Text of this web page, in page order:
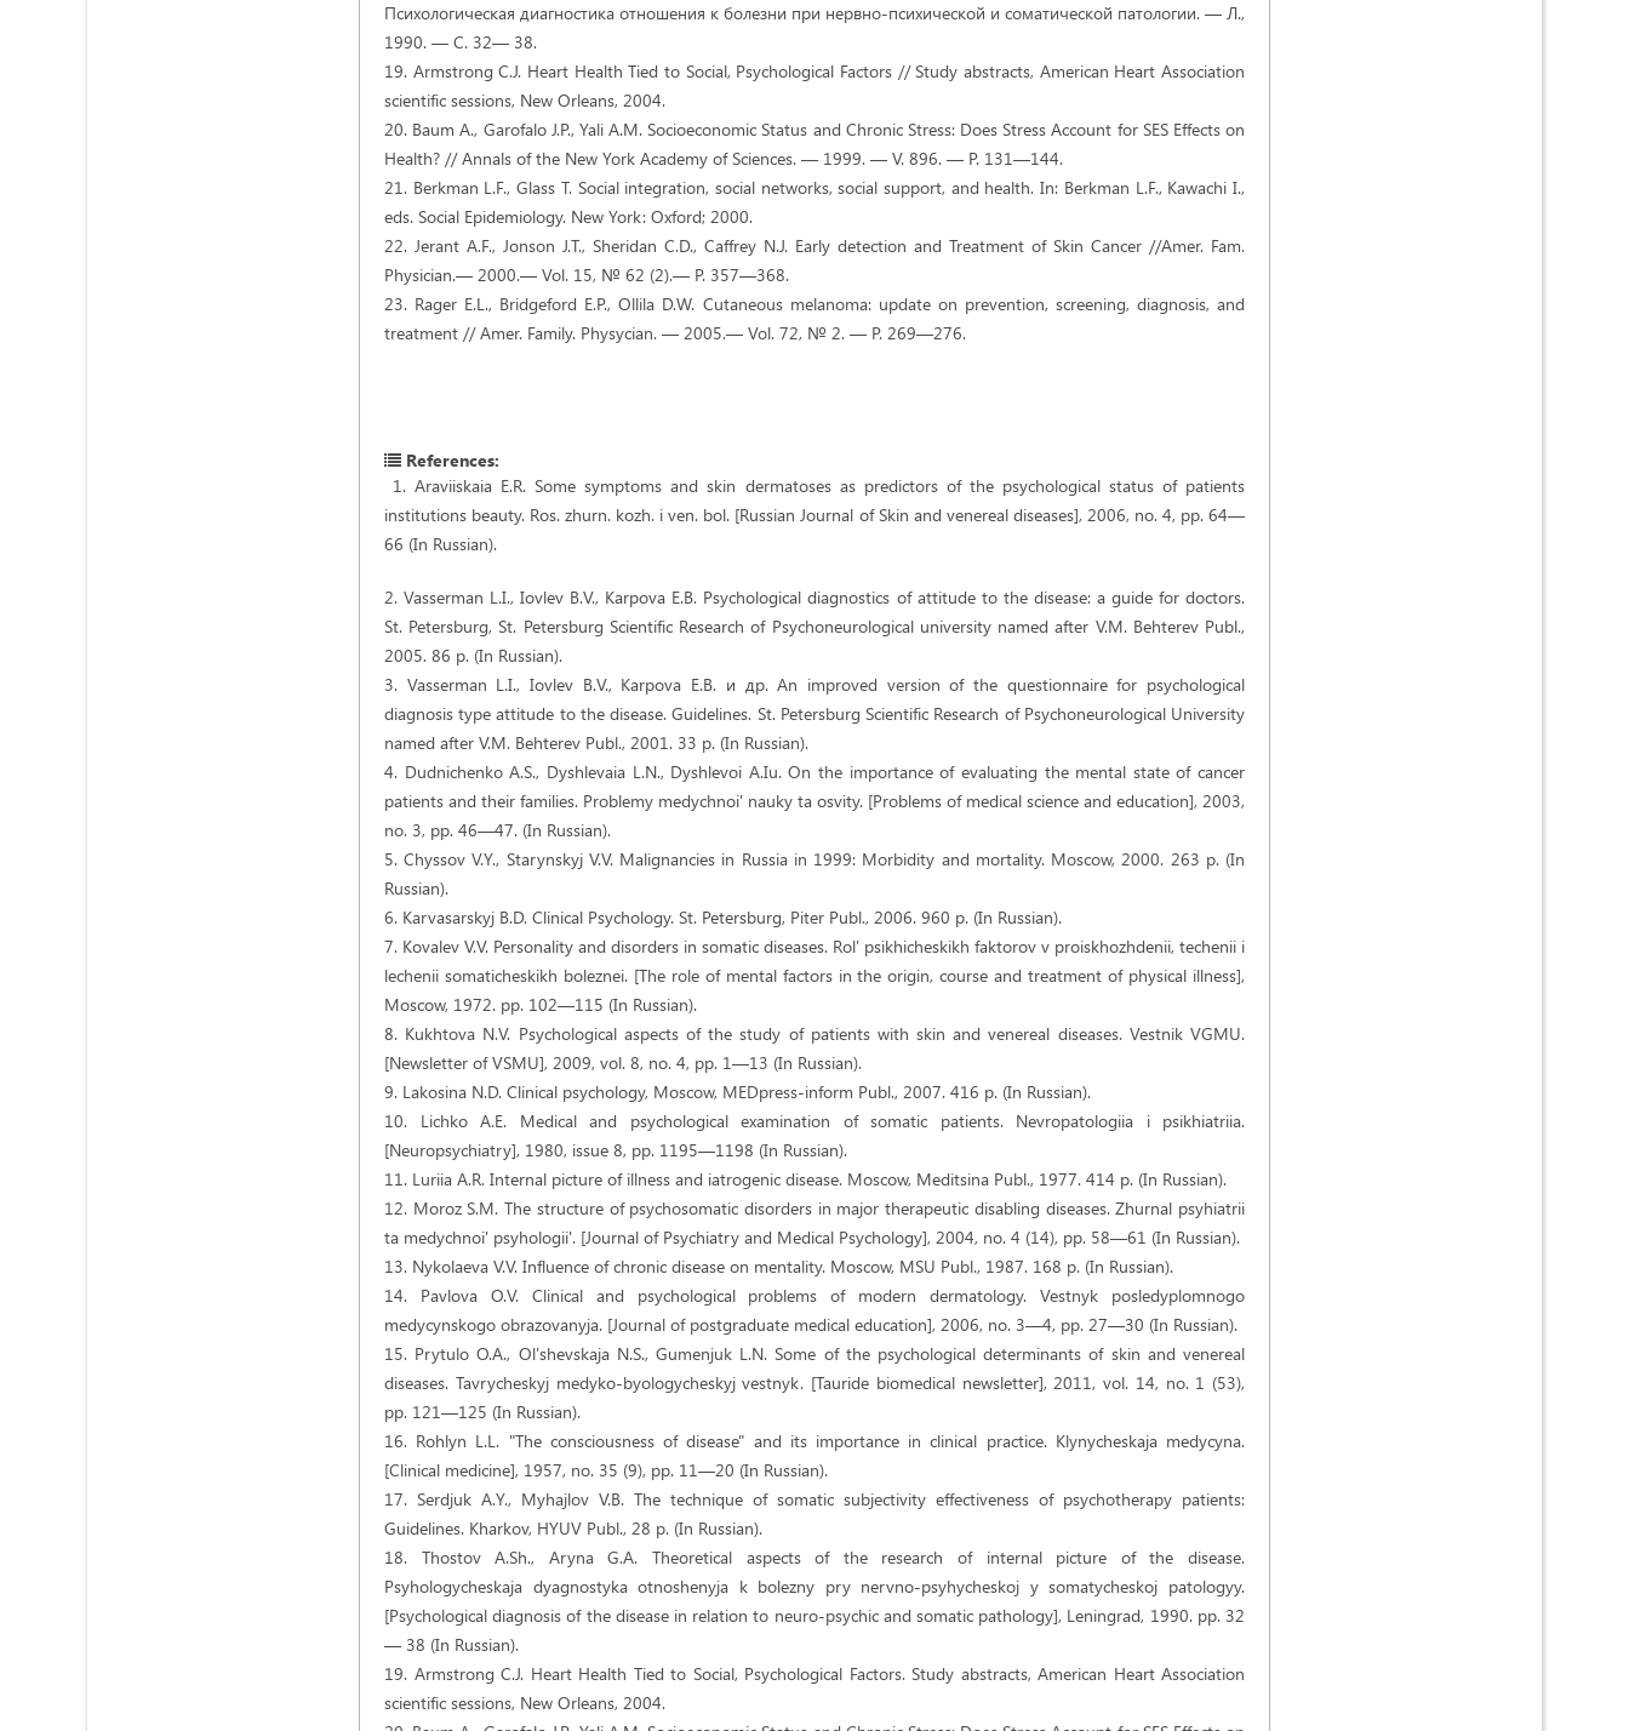
Психологическая диагностика отношения к болезни при нервно-психической и соматической патологии. — Л.,
1990. — С. 32— 38.
19. Armstrong C.J. Heart Health Tied to Social, Psychological Factors // Study abstracts, American Heart Association
scientific sessions, New Orleans, 2004.
20. Baum A., Garofalo J.P., Yali A.M. Socioeconomic Status and Chronic Stress: Does Stress Account for SES Effects on
Health? // Annals of the New York Academy of Sciences. — 1999. — V. 896. — P. 131—144.
21. Berkman L.F., Glass T. Social integration, social networks, social support, and health. In: Berkman L.F., Kawachi I.,
eds. Social Epidemiology. New York: Oxford; 2000.
22. Jerant A.F., Jonson J.T., Sheridan C.D., Caffrey N.J. Early detection and Treatment of Skin Cancer //Amer. Fam.
Physician.— 2000.— Vol. 15, № 62 (2).— P. 357—368.
23. Rager E.L., Bridgeford E.P., Ollila D.W. Cutaneous melanoma: update on prevention, screening, diagnosis, and
treatment // Amer. Family. Physycian. — 2005.— Vol. 72, № 2. — P. 269—276.
References:
1. Araviiskaia E.R. Some symptoms and skin dermatoses as predictors of the psychological status of patients
institutions beauty. Ros. zhurn. kozh. i ven. bol. [Russian Journal of Skin and venereal diseases], 2006, no. 4, pp. 64—
66 (In Russian).
2. Vasserman L.I., Iovlev B.V., Karpova E.B. Psychological diagnostics of attitude to the disease: a guide for doctors.
St. Petersburg, St. Petersburg Scientific Research of Psychoneurological university named after V.M. Behterev Publ.,
2005. 86 p. (In Russian).
3. Vasserman L.I., Iovlev B.V., Karpova E.B. и др. An improved version of the questionnaire for psychological
diagnosis type attitude to the disease. Guidelines. St. Petersburg Scientific Research of Psychoneurological University
named after V.M. Behterev Publ., 2001. 33 p. (In Russian).
4. Dudnichenko A.S., Dyshlevaia L.N., Dyshlevoi A.Iu. On the importance of evaluating the mental state of cancer
patients and their families. Problemy medychnoi' nauky ta osvity. [Problems of medical science and education], 2003,
no. 3, pp. 46—47. (In Russian).
5. Chyssov V.Y., Starynskyj V.V. Malignancies in Russia in 1999: Morbidity and mortality. Moscow, 2000. 263 p. (In
Russian).
6. Karvasarskyj B.D. Clinical Psychology. St. Petersburg, Piter Publ., 2006. 960 p. (In Russian).
7. Kovalev V.V. Personality and disorders in somatic diseases. Rol' psikhicheskikh faktorov v proiskhozhdenii, techenii i
lechenii somaticheskikh boleznei. [The role of mental factors in the origin, course and treatment of physical illness],
Moscow, 1972. pp. 102—115 (In Russian).
8. Kukhtova N.V. Psychological aspects of the study of patients with skin and venereal diseases. Vestnik VGMU.
[Newsletter of VSMU], 2009, vol. 8, no. 4, pp. 1—13 (In Russian).
9. Lakosina N.D. Clinical psychology, Moscow, MEDpress-inform Publ., 2007. 416 p. (In Russian).
10. Lichko A.E. Medical and psychological examination of somatic patients. Nevropatologiia i psikhiatriia.
[Neuropsychiatry], 1980, issue 8, pp. 1195—1198 (In Russian).
11. Luriia A.R. Internal picture of illness and iatrogenic disease. Moscow, Meditsina Publ., 1977. 414 p. (In Russian).
12. Moroz S.M. The structure of psychosomatic disorders in major therapeutic disabling diseases. Zhurnal psyhiatrii
ta medychnoi' psyhologii'. [Journal of Psychiatry and Medical Psychology], 2004, no. 4 (14), pp. 58—61 (In Russian).
13. Nykolaeva V.V. Influence of chronic disease on mentality. Moscow, MSU Publ., 1987. 168 p. (In Russian).
14. Pavlova O.V. Clinical and psychological problems of modern dermatology. Vestnyk posledyplomnogo
medycynskogo obrazovanyja. [Journal of postgraduate medical education], 2006, no. 3—4, pp. 27—30 (In Russian).
15. Prytulo O.A., Ol'shevskaja N.S., Gumenjuk L.N. Some of the psychological determinants of skin and venereal
diseases. Tavrycheskyj medyko-byologycheskyj vestnyk. [Tauride biomedical newsletter], 2011, vol. 14, no. 1 (53),
pp. 121—125 (In Russian).
16. Rohlyn L.L. "The consciousness of disease" and its importance in clinical practice. Klynycheskaja medycyna.
[Clinical medicine], 1957, no. 35 (9), pp. 11—20 (In Russian).
17. Serdjuk A.Y., Myhajlov V.B. The technique of somatic subjectivity effectiveness of psychotherapy patients:
Guidelines. Kharkov, HYUV Publ., 28 p. (In Russian).
18. Thostov A.Sh., Aryna G.A. Theoretical aspects of the research of internal picture of the disease.
Psyhologycheskaja dyagnostyka otnoshenyja k bolezny pry nervno-psyhycheskoj y somatycheskoj patologyy.
[Psychological diagnosis of the disease in relation to neuro-psychic and somatic pathology], Leningrad, 1990. pp. 32
— 38 (In Russian).
19. Armstrong C.J. Heart Health Tied to Social, Psychological Factors. Study abstracts, American Heart Association
scientific sessions, New Orleans, 2004.